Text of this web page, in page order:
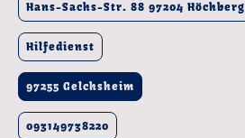
Hans-Sachs-Str. 88 97204 Höchberg
Hilfedienst
97255 Gelchsheim
093149738220